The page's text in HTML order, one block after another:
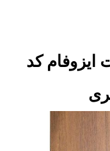
ایزوفام کد